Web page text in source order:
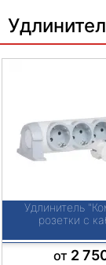
Удлинитель
розетки с
от 2